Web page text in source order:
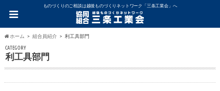
ものづくりのご相談は越後ものづくりネットワーク「三条工業会」へ
ホーム 組合員紹介 利工具部門
CATEGORY
利工具部門